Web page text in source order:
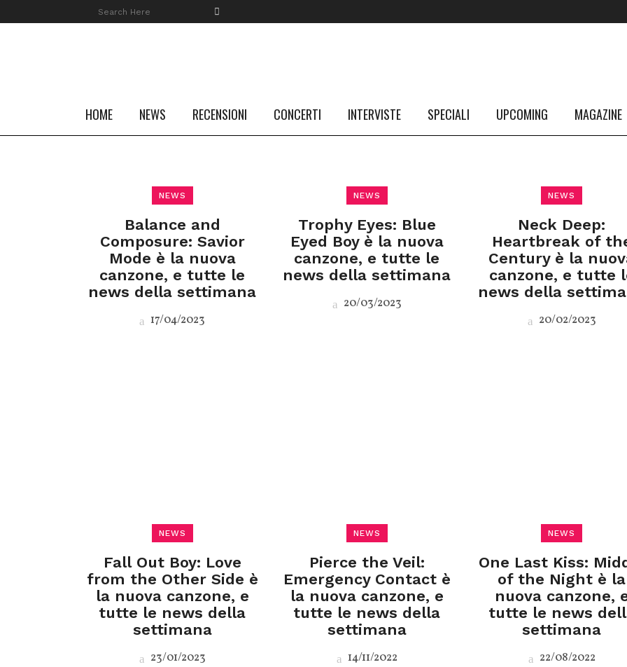
HOME NEWS RECENSIONI CONCERTI INTERVISTE SPECIALI UPCOMING MAGAZINE
NEWS
Balance and
Composure: Savior
Mode è la nuova
canzone, e tutte le
news della settimana
17/04/2023
NEWS
Trophy Eyes: Blue
Eyed Boy è la nuova
canzone, e tutte le
news della settimana
20/03/2023
NEWS
Neck Deep:
Heartbreak of
Century è la
canzone, e tutte
news della
20/02/2023
NEWS
Fall Out Boy: Love
from the Other Side è
la nuova canzone, e
tutte le news della
settimana
23/01/2023
NEWS
Pierce the Veil:
Emergency Contact è
la nuova canzone, e
tutte le news della
settimana
14/11/2022
NEWS
One Last Kiss:
of the Night è la
nuova canzone,
tutte le news
settimana
22/08/2022